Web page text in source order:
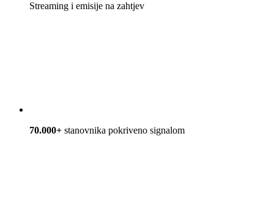
Streaming i emisije na zahtjev
70.000+ stanovnika pokriveno signalom